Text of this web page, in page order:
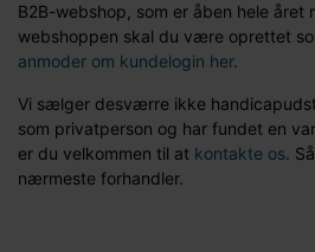
B2B-webshop, som er åben hele året
webshoppen skal du være oprettet
anmoder om kundelogin her.
Vi sælger desværre ikke
som privatperson og har fundet en
er du velkommen til at kontakte os.
nærmeste forhandler.